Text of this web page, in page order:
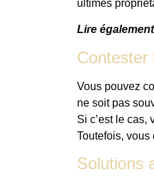
ultimes
Lire
Contester
Vous pouvez
ne soit pas
Si c’est le cas,
Toutefois, vous
Solutions